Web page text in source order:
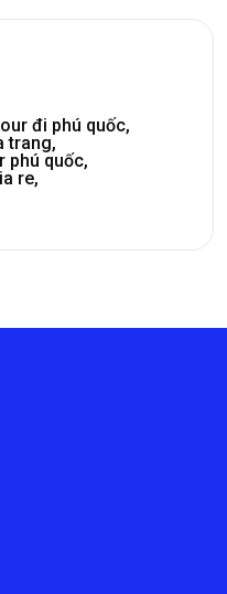
đi phú quốc,
trang,
phú quốc,
re,